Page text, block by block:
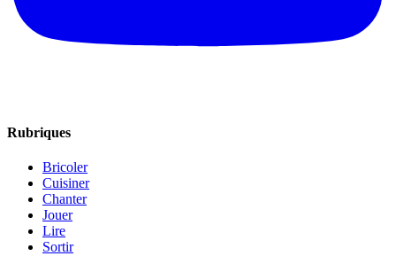
Rubriques
Bricoler
Cuisiner
Chanter
Jouer
Lire
Sortir